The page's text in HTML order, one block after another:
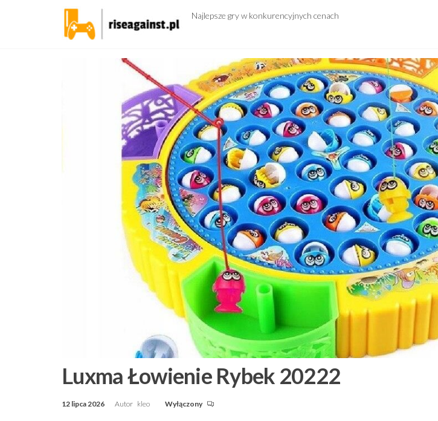
Najlepsze gry w konkurencyjnych cenach
Luxma Łowienie Rybek 20222
12 lipca 2026 Autor kleo Wyłączony